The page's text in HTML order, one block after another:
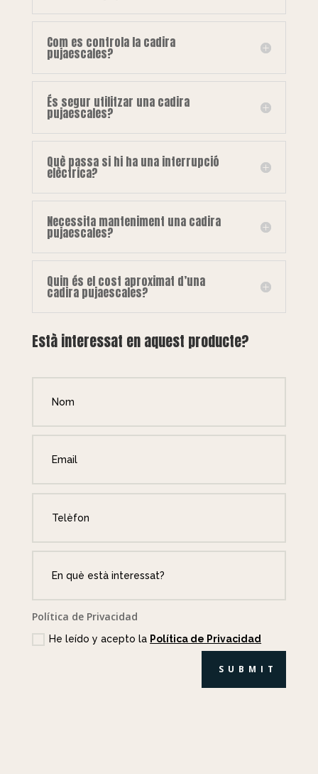
Com es controla la cadira
pujaescales?
És segur utilitzar una cadira
pujaescales?
Què passa si hi ha una interrupció
elèctrica?
Necessita manteniment una cadira
pujaescales?
Quin és el cost aproximat d’una
cadira pujaescales?
Està interessat en aquest producte?
Política de Privacidad
He leído y acepto la Política de Privacidad
SUBMIT